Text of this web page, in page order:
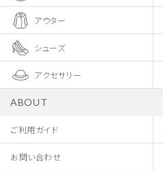
アウター
シューズ
アクセサリー
ABOUT
ご利用ガイド
お問い合わせ